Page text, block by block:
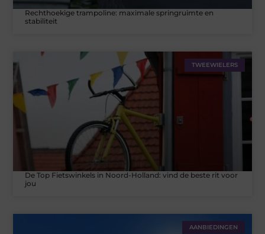
Rechthoekige trampoline: maximale springruimte en
stabiliteit
TWEEWIELERS
De Top Fietswinkels in Noord-Holland: vind de beste rit voor
jou
AANBIEDINGEN